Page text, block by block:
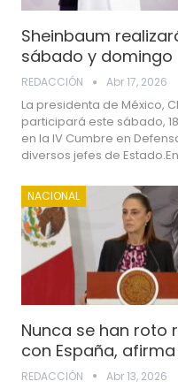
Sheinbaum
sábado y domingo
REDACCIÓN Abr 17, 2026
La presidenta de México,
participará este sábado,
en la IV Cumbre en
diversos jefes de
NACIONAL
Nunca se han roto
con España,
REDACCIÓN Abr 13, 2026